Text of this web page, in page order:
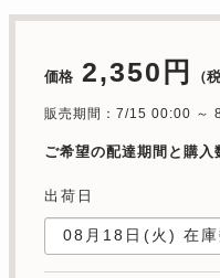
価格 2,350円 （
販売期間：7/15 00:00 ～
ご希望の配達期間と購
出荷日